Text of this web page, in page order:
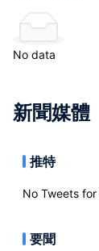
No data
新聞媒體
推特
No Tweets for
要聞